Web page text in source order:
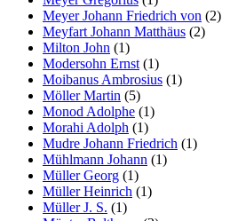
Meyer Johann Friedrich von (2)
Meyfart Johann Matthäus (2)
Milton John (1)
Modersohn Ernst (1)
Moibanus Ambrosius (1)
Möller Martin (5)
Monod Adolphe (1)
Morahi Adolph (1)
Mudre Johann Friedrich (1)
Mühlmann Johann (1)
Müller Georg (1)
Müller Heinrich (1)
Müller J. S. (1)